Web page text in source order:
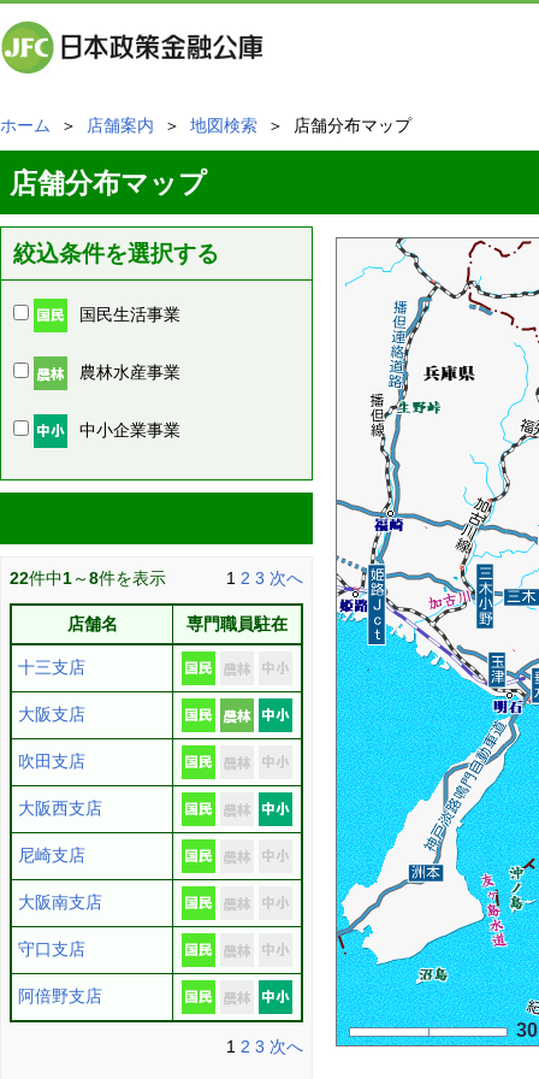
ホーム ＞ 店舗案内 ＞ 地図検索 ＞ 店舗分布マップ
店舗分布マップ
絞込条件を選択する
国民生活事業
農林水産事業
中小企業事業
22件中1～8件を表示 1 2 3 次へ
店舗名 専門職員駐在
十三支店
大阪支店
吹田支店
大阪西支店
尼崎支店
大阪南支店
守口支店
阿倍野支店
1 2 3 次へ